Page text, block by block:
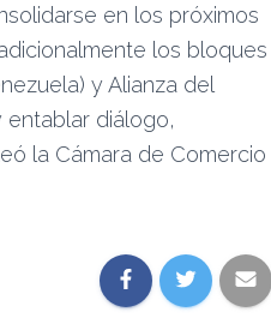
en los próximos
los bloques
y Alianza del
entablar diálogo,
la Cámara de Comercio